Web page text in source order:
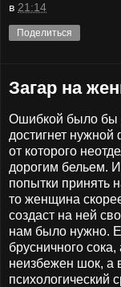
в 21:14
Поделиться
Загар на
Ошибкой было бы
достигнет нужной
от которого
дорогим бельем.
попытки принять
то женщина
создаст на ней
нам было нужно.
брусничного
неизбежен шок, а
психологический